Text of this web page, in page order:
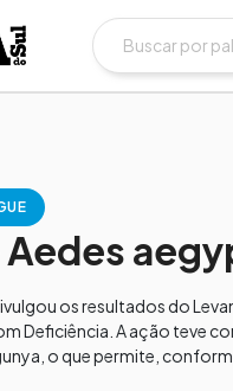
os resultados do
Deficiência. A ação teve
o que permite,